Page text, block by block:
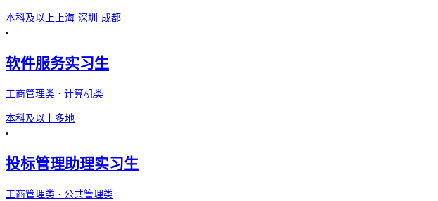
本科及以上 上海·深圳·成都
软件服务实习生
工商管理类 · 计算机类
本科及以上多地
投标管理助理实习生
工商管理类 · 公共管理类